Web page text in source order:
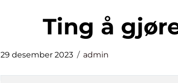
ting å
29 desember 2023 admin